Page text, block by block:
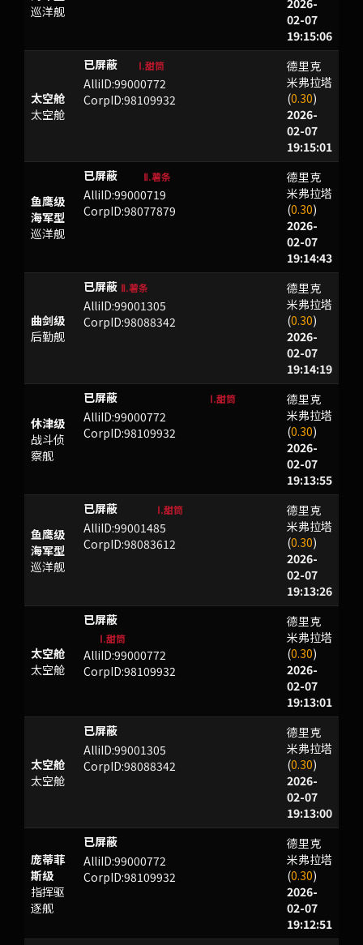
巡洋舰
2026-
02-07
19:15:06
太空舱
太空舱
qfV}# Ⅰ.甜筒
AlliID:99000772
CorpID:98109932
德里克
米弗拉塔
(0.30)
2026-
02-07
19:15:01
鱼鹰级
海军型
巡洋舰
AKDSE Ⅱ.薯条
AlliID:99000719
CorpID:98077879
德里克
米弗拉塔
(0.30)
2026-
02-07
19:14:43
曲剑级
后勤舰
BAU Ⅱ.薯条
AlliID:99001305
CorpID:98088342
德里克
米弗拉塔
(0.30)
2026-
02-07
19:14:19
休津级
战斗侦
察舰
okXDRxMOrmvpJ<G Ⅰ.甜筒
AlliID:99000772
CorpID:98109932
德里克
米弗拉塔
(0.30)
2026-
02-07
19:13:55
鱼鹰级
海军型
巡洋舰
ZTLMXKY Ⅰ.甜筒
AlliID:99001485
CorpID:98083612
德里克
米弗拉塔
(0.30)
2026-
02-07
19:13:26
太空舱
太空舱
nmujwwGUe<wO=66q!oDLwOq5z
Ⅰ.甜筒
AlliID:99000772
CorpID:98109932
德里克
米弗拉塔
(0.30)
2026-
02-07
19:13:01
太空舱
太空舱
WWNEY
AlliID:99001305
CorpID:98088342
德里克
米弗拉塔
(0.30)
2026-
02-07
19:13:00
庞蒂菲
斯级
指挥驱
逐舰
TYHY
AlliID:99000772
CorpID:98109932
德里克
米弗拉塔
(0.30)
2026-
02-07
19:12:51